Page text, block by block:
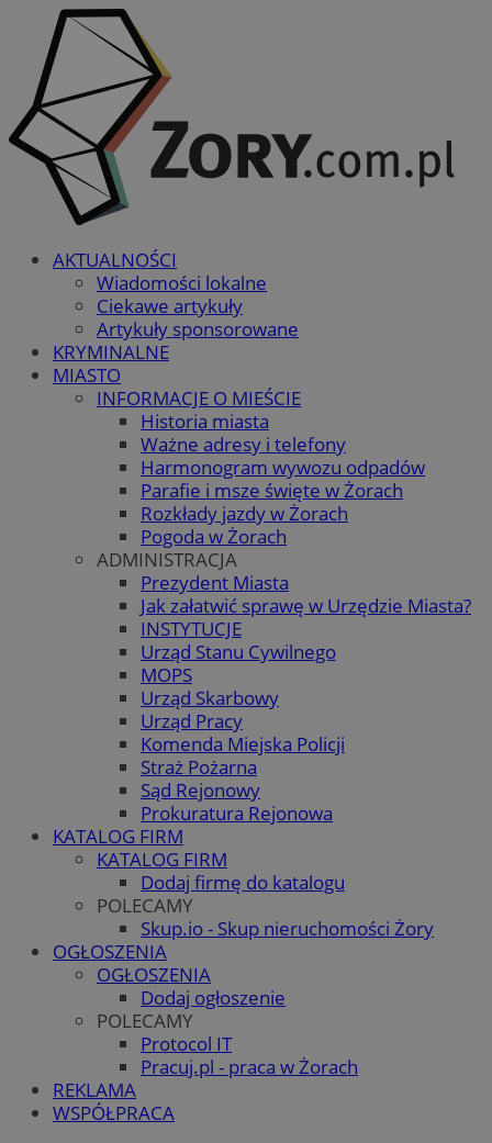
AKTUALNOŚCI
Wiadomości lokalne
Ciekawe artykuły
Artykuły sponsorowane
KRYMINALNE
MIASTO
INFORMACJE O MIEŚCIE
Historia miasta
Ważne adresy i telefony
Harmonogram wywozu odpadów
Parafie i msze święte w Żorach
Rozkłady jazdy w Żorach
Pogoda w Żorach
ADMINISTRACJA
Prezydent Miasta
Jak załatwić sprawę w Urzędzie Miasta?
INSTYTUCJE
Urząd Stanu Cywilnego
MOPS
Urząd Skarbowy
Urząd Pracy
Komenda Miejska Policji
Straż Pożarna
Sąd Rejonowy
Prokuratura Rejonowa
KATALOG FIRM
KATALOG FIRM
Dodaj firmę do katalogu
POLECAMY
Skup.io - Skup nieruchomości Żory
OGŁOSZENIA
OGŁOSZENIA
Dodaj ogłoszenie
POLECAMY
Protocol IT
Pracuj.pl - praca w Żorach
REKLAMA
WSPÓŁPRACA